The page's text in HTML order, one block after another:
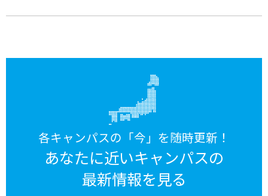
各キャンパスの「今」を随時更新！
あなたに近いキャンパスの
最新情報を見る